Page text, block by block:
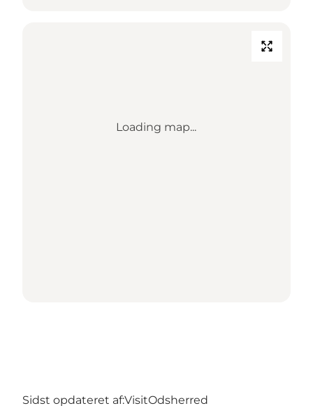
Loading map...
Sidst opdateret af:VisitOdsherred